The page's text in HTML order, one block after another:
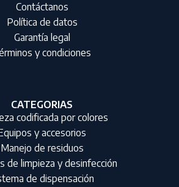
Contáctanos
Política de datos
Garantía legal
y condiciones
CATEGORIAS
codificada por colores
y accesorios
Manejo de residuos
de limpieza y desinfección
de dispensación